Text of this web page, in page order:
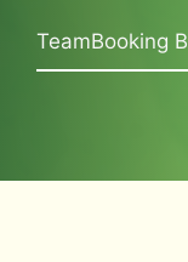
TeamBooking